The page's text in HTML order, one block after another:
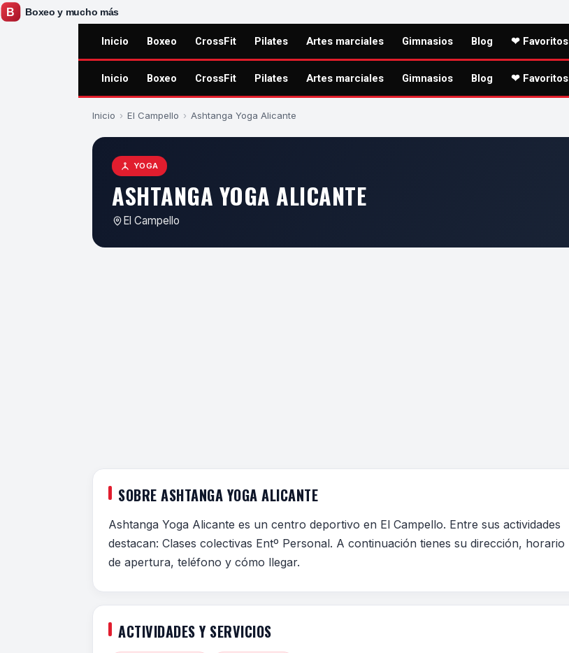
Inicio Boxeo CrossFit Pilates Artes marciales Gimnasios Blog ❤ Favoritos
Inicio Boxeo CrossFit Pilates Artes marciales Gimnasios Blog ❤ Favoritos
Inicio › El Campello › Ashtanga Yoga Alicante
YOGA
ASHTANGA YOGA ALICANTE
El Campello
SOBRE ASHTANGA YOGA ALICANTE
Ashtanga Yoga Alicante es un centro deportivo en El Campello. Entre sus actividades
destacan: Clases colectivas Entº Personal. A continuación tienes su dirección, horario
de apertura, teléfono y cómo llegar.
ACTIVIDADES Y SERVICIOS